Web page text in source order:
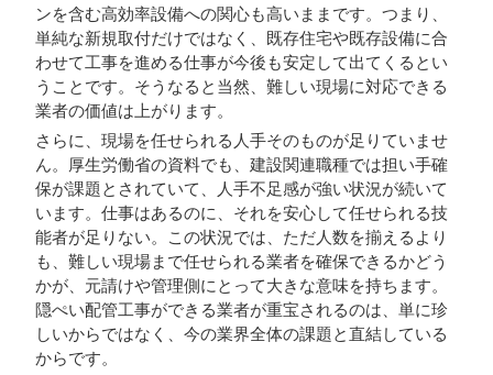
ンを含む高効率設備への関心も高いままです。つまり、
単純な新規取付だけではなく、既存住宅や既存設備に合
わせて工事を進める仕事が今後も安定して出てくるとい
うことです。そうなると当然、難しい現場に対応できる
業者の価値は上がります。
さらに、現場を任せられる人手そのものが足りていませ
ん。厚生労働省の資料でも、建設関連職種では担い手確
保が課題とされていて、人手不足感が強い状況が続いて
います。仕事はあるのに、それを安心して任せられる技
能者が足りない。この状況では、ただ人数を揃えるより
も、難しい現場まで任せられる業者を確保できるかどう
かが、元請けや管理側にとって大きな意味を持ちます。
隠ぺい配管工事ができる業者が重宝されるのは、単に珍
しいからではなく、今の業界全体の課題と直結している
からです。